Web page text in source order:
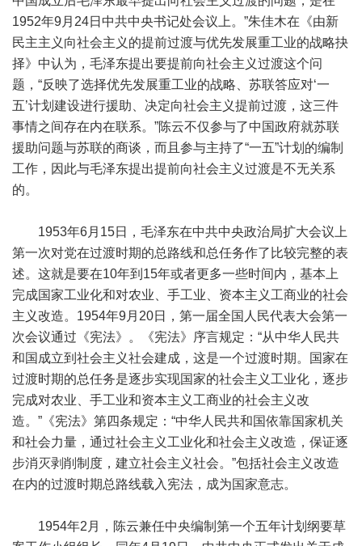
1952年9月24日中共中央书记处会议上。”朱佳木在《由新
民主主义向社会主义的提前过渡与优先发展重工业的战略抉
择》中认为，毛泽东提出要提前向社会主义过渡这个问
题，“反映了选择优先发展重工业的战略、苏联答应对‘一
五’计划建设进行援助、决定向社会主义提前过渡，这三件
事情之间存在内在联系。”陈云不仅参与了中国政府就苏联
援助问题与苏联的商谈，而且参与主持了“一五”计划的编制
工作，因此与毛泽东提出提前向社会主义过渡是不无关系
的。
1953年6月15日，毛泽东在中共中央政治局扩大会议上
第一次对党在过渡时期的总路线和总任务作了比较完整的表
述。这就是要在10年到15年或者更多一些时间内，基本上
完成国家工业化和对农业、手工业、资本主义工商业的社会
主义改造。1954年9月20日，第一届全国人民代表大会第一
次会议通过《宪法》。《宪法》序言规定：“从中华人民共
和国成立到社会主义社会建成，这是一个过渡时期。国家在
过渡时期的总任务是逐步实现国家的社会主义工业化，逐步
完成对农业、手工业和资本主义工商业的社会主义改
造。”《宪法》第四条规定：“中华人民共和国依靠国家机关
和社会力量，通过社会主义工业化和社会主义改造，保证逐
步消灭剥削制度，建立社会主义社会。”包括社会主义改造
在内的过渡时期总路线载入宪法，成为国家意志。
1954年2月，陈云兼任中央编制第一个五年计划纲要草